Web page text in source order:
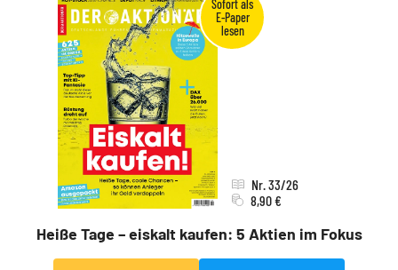
Heiße Tage – eiskalt kaufen: 5 Aktien im Fokus
Nr. 33/26
8,90 €